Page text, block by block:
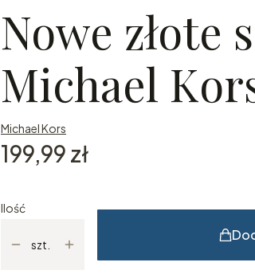
Nowe złote
Michael
Michael Kors
Cena
199,99 zł
Ilość
szt.